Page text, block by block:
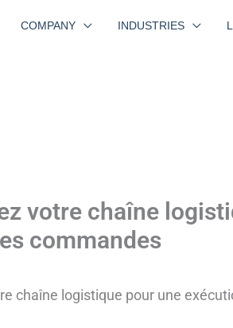
COMPANY INDUSTRIES
votre chaîne
commandes
chaîne logistique pour une